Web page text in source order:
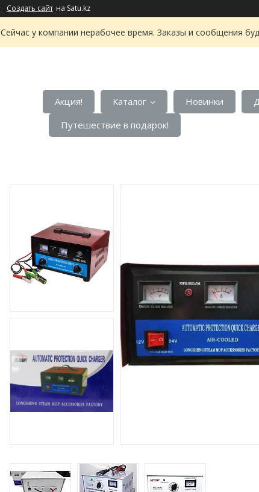
Создать сайт на Satu.kz
Сейчас у компании нерабочее время. Заказы и сообщения
Акция! Каталог Новинки
Путешествие в подарок!